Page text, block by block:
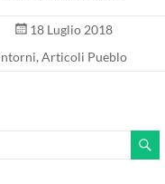
18 Luglio 2018
, Articoli Pueblo